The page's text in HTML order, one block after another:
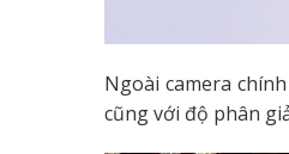
Ngoài camera
cũng với độ phân